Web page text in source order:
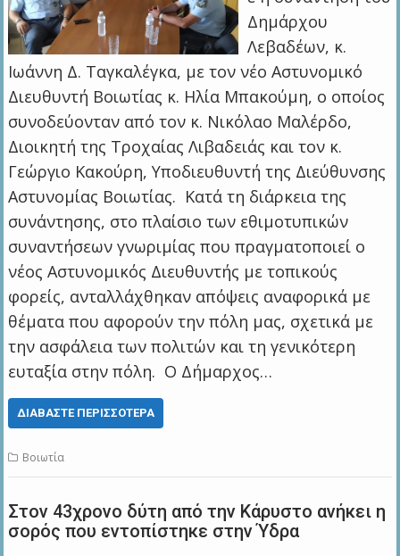
Δημάρχου
Λεβαδέων, κ.
Ιωάννη Δ. Ταγκαλέγκα, με τον νέο Αστυνομικό
Διευθυντή Βοιωτίας κ. Ηλία Μπακούμη, ο οποίος
συνοδεύονταν από τον κ. Νικόλαο Μαλέρδο,
Διοικητή της Τροχαίας Λιβαδειάς και τον κ.
Γεώργιο Κακούρη, Υποδιευθυντή της Διεύθυνσης
Αστυνομίας Βοιωτίας. Κατά τη διάρκεια της
συνάντησης, στο πλαίσιο των εθιμοτυπικών
συναντήσεων γνωριμίας που πραγματοποιεί ο
νέος Αστυνομικός Διευθυντής με τοπικούς
φορείς, ανταλλάχθηκαν απόψεις αναφορικά με
θέματα που αφορούν την πόλη μας, σχετικά με
την ασφάλεια των πολιτών και τη γενικότερη
ευταξία στην πόλη. Ο Δήμαρχος…
ΔΙΑΒΆΣΤΕ ΠΕΡΙΣΣΌΤΕΡΑ
Βοιωτία
Στον 43χρονο δύτη από την Κάρυστο ανήκει η
σορός που εντοπίστηκε στην Ύδρα